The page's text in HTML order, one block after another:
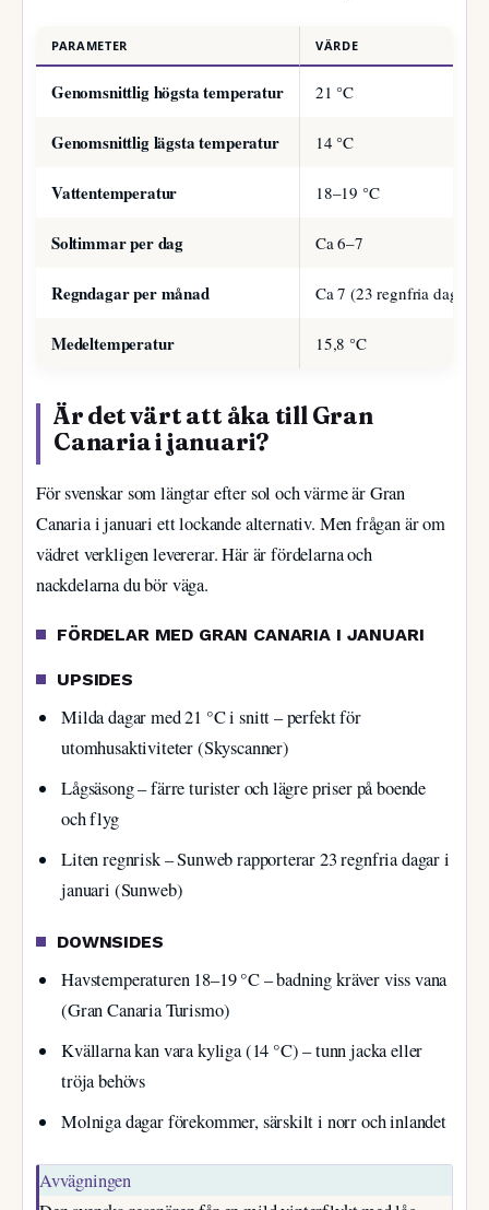
PARAMETER VÄRDE
Genomsnittlig högsta temperatur 21 °C
Genomsnittlig lägsta temperatur 14 °C
Vattentemperatur 18–19 °C
Soltimmar per dag Ca 6–7
Regndagar per månad Ca 7 (23 regnfria dagar)
Medeltemperatur 15,8 °C
Är det värt att åka till Gran
Canaria i januari?
För svenskar som längtar efter sol och värme är Gran
Canaria i januari ett lockande alternativ. Men frågan är om
vädret verkligen levererar. Här är fördelarna och
nackdelarna du bör väga.
FÖRDELAR MED GRAN CANARIA I JANUARI
UPSIDES
Milda dagar med 21 °C i snitt – perfekt för
utomhusaktiviteter (Skyscanner)
Lågsäsong – färre turister och lägre priser på boende
och flyg
Liten regnrisk – Sunweb rapporterar 23 regnfria dagar i
januari (Sunweb)
DOWNSIDES
Havstemperaturen 18–19 °C – badning kräver viss vana
(Gran Canaria Turismo)
Kvällarna kan vara kyliga (14 °C) – tunn jacka eller
tröja behövs
Molniga dagar förekommer, särskilt i norr och inlandet
Avvägningen